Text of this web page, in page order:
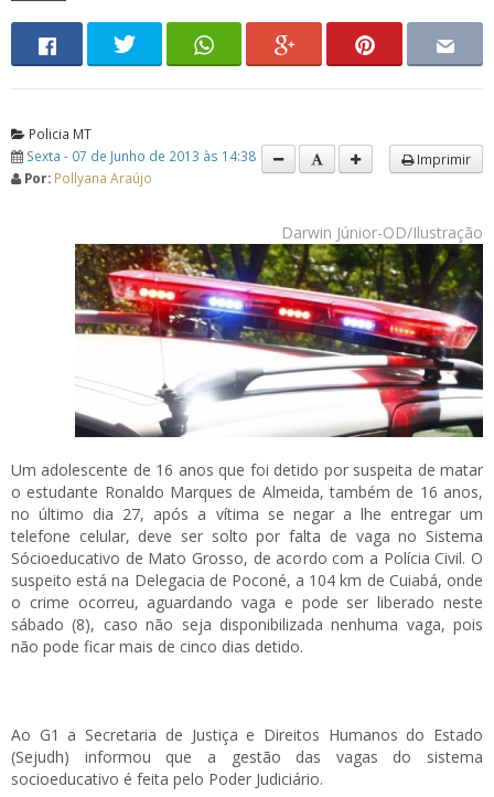
Policia MT
Sexta - 07 de Junho de 2013 às 14:38
Por: Pollyana Araújo
Imprimir
Darwin Júnior-OD/Ilustração
Um adolescente de 16 anos que foi detido por suspeita de matar
o estudante Ronaldo Marques de Almeida, também de 16 anos,
no último dia 27, após a vítima se negar a lhe entregar um
telefone celular, deve ser solto por falta de vaga no Sistema
Sócioeducativo de Mato Grosso, de acordo com a Polícia Civil. O
suspeito está na Delegacia de Poconé, a 104 km de Cuiabá, onde
o crime ocorreu, aguardando vaga e pode ser liberado neste
sábado (8), caso não seja disponibilizada nenhuma vaga, pois
não pode ficar mais de cinco dias detido.
Ao G1 a Secretaria de Justiça e Direitos Humanos do Estado
(Sejudh) informou que a gestão das vagas do sistema
socioeducativo é feita pelo Poder Judiciário.